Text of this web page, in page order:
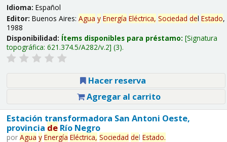
Idioma: Español
Editor: Buenos Aires: Agua y Energía Eléctrica, Sociedad del Estado,
1988
Disponibilidad: Ítems disponibles para préstamo: Signatura
topográfica: 621.374.5/A282/v.2 (3).
Hacer reserva
Agregar al carrito
Estación transformadora San Antoni Oeste,
provincia deRío Negro
por Agua y Energía Eléctrica, Sociedad del Estado.